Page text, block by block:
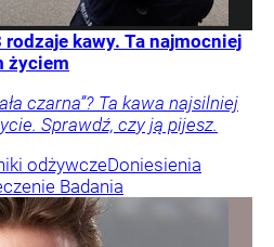
kawy. Ta najmocniej
życiem
czarna”? Ta kawa najsilniej
Sprawdź, czy ją pijesz.
odżywczeDoniesienia
Badania